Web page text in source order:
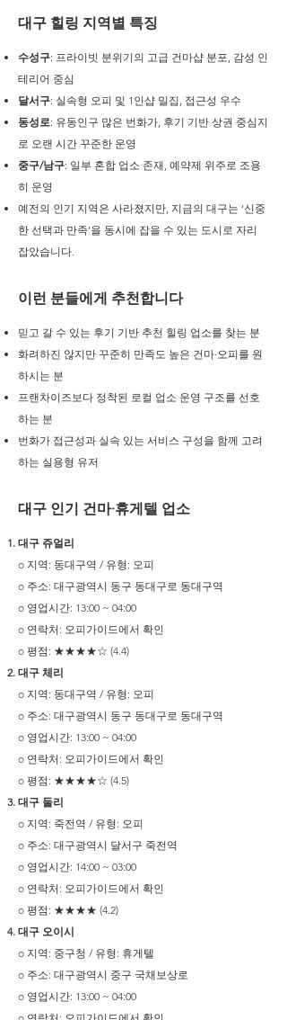
대구 힐링 지역별 특징
수성구: 프라이빗 분위기의 고급 건마샵 분포, 감성 인
테리어 중심
달서구: 실속형 오피 및 1인샵 밀집, 접근성 우수
동성로: 유동인구 많은 번화가, 후기 기반 상권 중심지
로 오랜 시간 꾸준한 운영
중구/남구: 일부 혼합 업소 존재, 예약제 위주로 조용
히 운영
예전의 인기 지역은 사라졌지만, 지금의 대구는 ‘신중
한 선택과 만족’을 동시에 잡을 수 있는 도시로 자리
잡았습니다.
이런 분들에게 추천합니다
믿고 갈 수 있는 후기 기반 추천 힐링 업소를 찾는 분
화려하진 않지만 꾸준히 만족도 높은 건마·오피를 원
하시는 분
프랜차이즈보다 정착된 로컬 업소 운영 구조를 선호
하는 분
번화가 접근성과 실속 있는 서비스 구성을 함께 고려
하는 실용형 유저
대구 인기 건마·휴게텔 업소
대구 쥬얼리
o 지역: 동대구역 / 유형: 오피
o 주소: 대구광역시 동구 동대구로 동대구역
o 영업시간: 13:00 ~ 04:00
o 연락처: 오피가이드에서 확인
o 평점: ★★★★☆ (4.4)
대구 체리
o 지역: 동대구역 / 유형: 오피
o 주소: 대구광역시 동구 동대구로 동대구역
o 영업시간: 13:00 ~ 04:00
o 연락처: 오피가이드에서 확인
o 평점: ★★★★☆ (4.5)
대구 둘리
o 지역: 죽전역 / 유형: 오피
o 주소: 대구광역시 달서구 죽전역
o 영업시간: 14:00 ~ 03:00
o 연락처: 오피가이드에서 확인
o 평점: ★★★★ (4.2)
대구 오이시
o 지역: 중구청 / 유형: 휴게텔
o 주소: 대구광역시 중구 국채보상로
o 영업시간: 13:00 ~ 04:00